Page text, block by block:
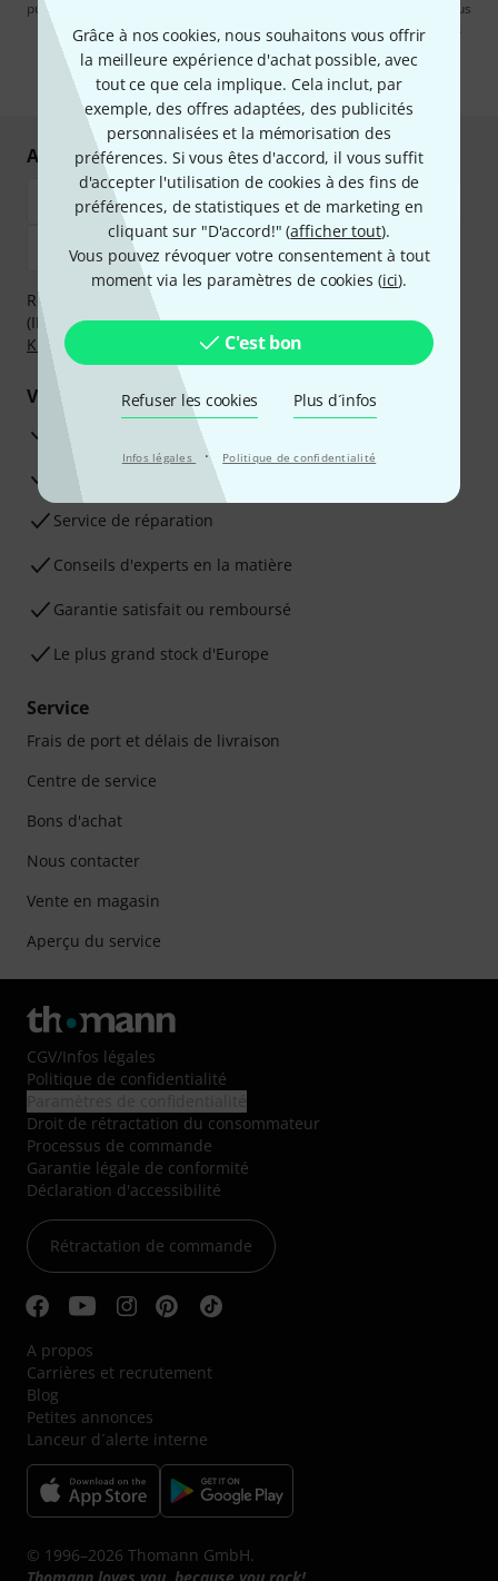
Grâce à nos cookies, nous souhaitons vous offrir
la meilleure expérience d'achat possible, avec
tout ce que cela implique. Cela inclut, par
exemple, des offres adaptées, des publicités
personnalisées et la mémorisation des
préférences. Si vous êtes d'accord, il vous suffit
d'accepter l'utilisation de cookies à des fins de
préférences, de statistiques et de marketing en
cliquant sur "D'accord!" (afficher tout).
Vous pouvez révoquer votre consentement à tout
moment via les paramètres de cookies (ici).
C'est bon
Refuser les cookies Plus d´infos
Infos légales · Politique de confidentialité
publicités par e-mail. La désinscription est possible à tout moment. Vous
pouvez trouver plus d'informations à ce sujet dans notre
Politique de
confidentialité.
* Requis
Achetez et payez en toute sécurité
Réglez de manière sûre et sécurisée par Virement
(IBAN/BIC), PayPal, Amazon Pay,Klarna Payer Maintenant
Klarna Payer en 3 fois
ou Carte de crédit.
Vos avantages
Ga­ran­tie Thomann 3 ans
Garantie 30 jours satisfait ou remboursé
Service de réparation
Conseils d'experts en la matière
Garantie satisfait ou remboursé
Le plus grand stock d'Europe
Service
Frais de port et délais de livraison
Centre de service
Bons d'achat
Nous contacter
Vente en magasin
Aperçu du service
CGV/Infos légales
Politique de confidentialité
Droit de rétractation du consommateur
Processus de commande
Garantie légale de conformité
Déclaration d'accessibilité
Rétractation de commande
A propos
Carrières et recrutement
Blog
Petites annonces
Lanceur d´alerte interne
© 1996–2026 Thomann GmbH.